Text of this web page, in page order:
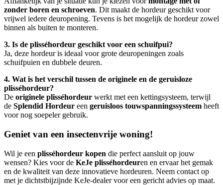
zonder boren en schroeven. Dit maakt de hordeur geschikt voor
vrijwel iedere deuropening. Tevens is het mogelijk de hordeur zowel
binnen als buiten te monteren.
3. Is de plisséhordeur geschikt voor een schuifpui?
Ja, deze hordeur is ideaal voor grote deuropeningen zoals
schuifpuien en dubbele deuren.
4. Wat is het verschil tussen de originele en de geruisloze
plisséhordeur?
De originele plisséhordeur werkt met een kettingsysteem, terwijl
de Splendid Hordeur een geruisloos touwspanningssysteem heeft
voor nog soepeler gebruik.
Geniet van een insectenvrije woning!
Wil je een plisséhordeur kopen die perfect aansluit op jouw
wensen? Kies voor de KeJe plisséhordeuren en ervaar het gemak
en de kwaliteit van deze innovatieve hordeuren. Neem contact op
met je dichtstbijzijnde KeJe-dealer voor een gericht advies op maat.